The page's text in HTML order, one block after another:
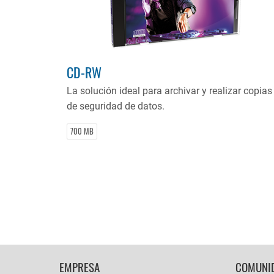
CD-RW
La solución ideal para archivar y realizar copias
de seguridad de datos.
700 MB
FOOTER
EMPRESA